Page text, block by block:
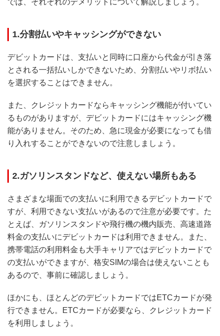
では、それぞれのデメリットについて解説しましょう。
1.分割払いやキャッシングができない
デビットカードは、支払いと同時に口座から代金が引き落
とされる一括払いしかできないため、分割払いやリボ払い
を選択することはできません。
また、クレジットカードならキャッシング機能が付いてい
るものがありますが、デビットカードにはキャッシング機
能がありません。そのため、急に現金が必要になっても借
り入れすることができないので注意しましょう。
2.ガソリンスタンドなど、使えない場所もある
さまざまな場面での支払いに利用できるデビットカードで
すが、利用できない支払いがあるので注意が必要です。た
とえば、ガソリンスタンドや飛行機の機内販売、高速道路
料金の支払いにデビットカードは利用できません。また、
携帯電話の利用料金も大手キャリアではデビットカードで
の支払いができますが、格安SIMの場合は使えないことも
あるので、事前に確認しましょう。
ほかにも、ほとんどのデビットカードではETCカードが発
行できません。ETCカードが必要なら、クレジットカード
を利用しましょう。